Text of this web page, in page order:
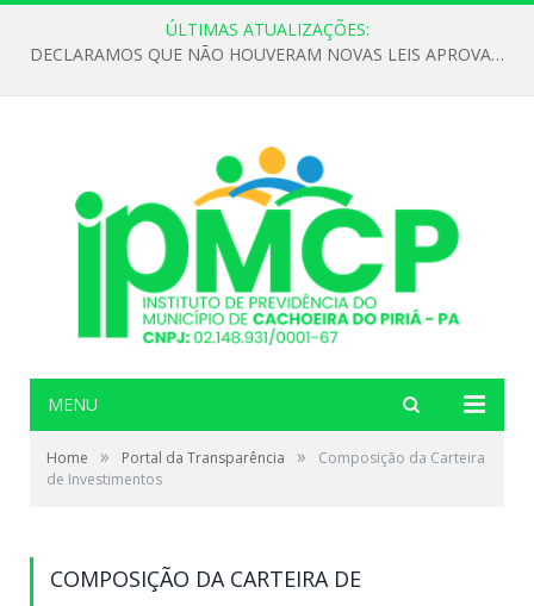
ÚLTIMAS ATUALIZAÇÕES:
DECLARAMOS QUE NÃO HOUVERAM NOVAS LEIS APROVADAS ATÉ O MOMENTO PARA O INSTITUTO DE PREVIDÊNCIA NO ANO DE 2026
MENU
Home » Portal da Transparência »
Composição da Carteira
de Investimentos
COMPOSIÇÃO DA CARTEIRA DE